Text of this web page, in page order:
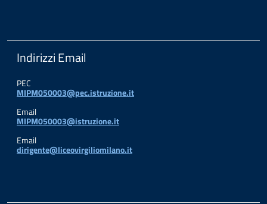
Indirizzi Email
PEC
MIPM050003@pec.istruzione.it
Email
MIPM050003@istruzione.it
Email
dirigente@liceovirgiliomilano.it